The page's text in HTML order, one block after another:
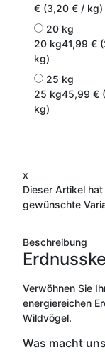
€ (3,20 € / kg)
20 kg
20 kg41,99 €
kg)
25 kg
25 kg45,99 €
kg)
x
Dieser Artikel
gewünschte
Beschreibung
Verwöhnen Sie
energiereichen
Wildvögel.
Was macht